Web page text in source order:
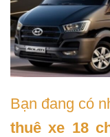
Bạn đang có
thuê xe 18